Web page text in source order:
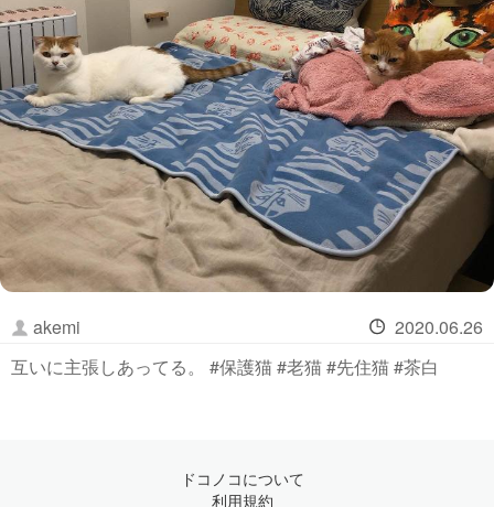
akemi
2020.06.26
互いに主張しあってる。 #保護猫 #老猫 #先住猫 #茶白
ドコノコについて
利用規約